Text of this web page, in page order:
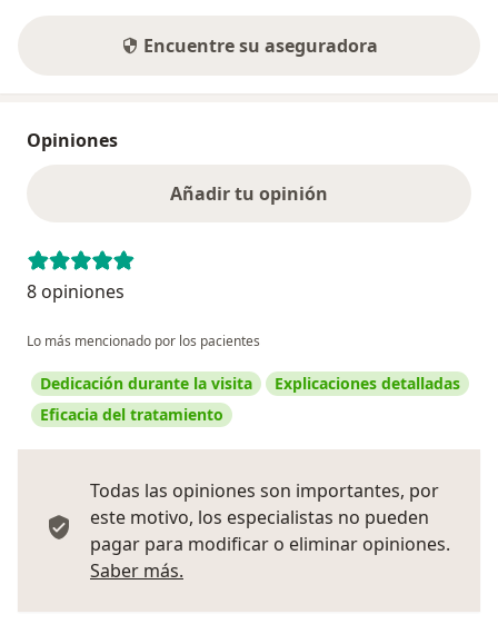
Encuentre su aseguradora
Opiniones
Añadir tu opinión
8 opiniones
Lo más mencionado por los pacientes
Dedicación durante la visita
Explicaciones detalladas
Eficacia del tratamiento
Todas las opiniones son importantes, por
este motivo, los especialistas no pueden
pagar para modificar o eliminar opiniones.
Saber más.